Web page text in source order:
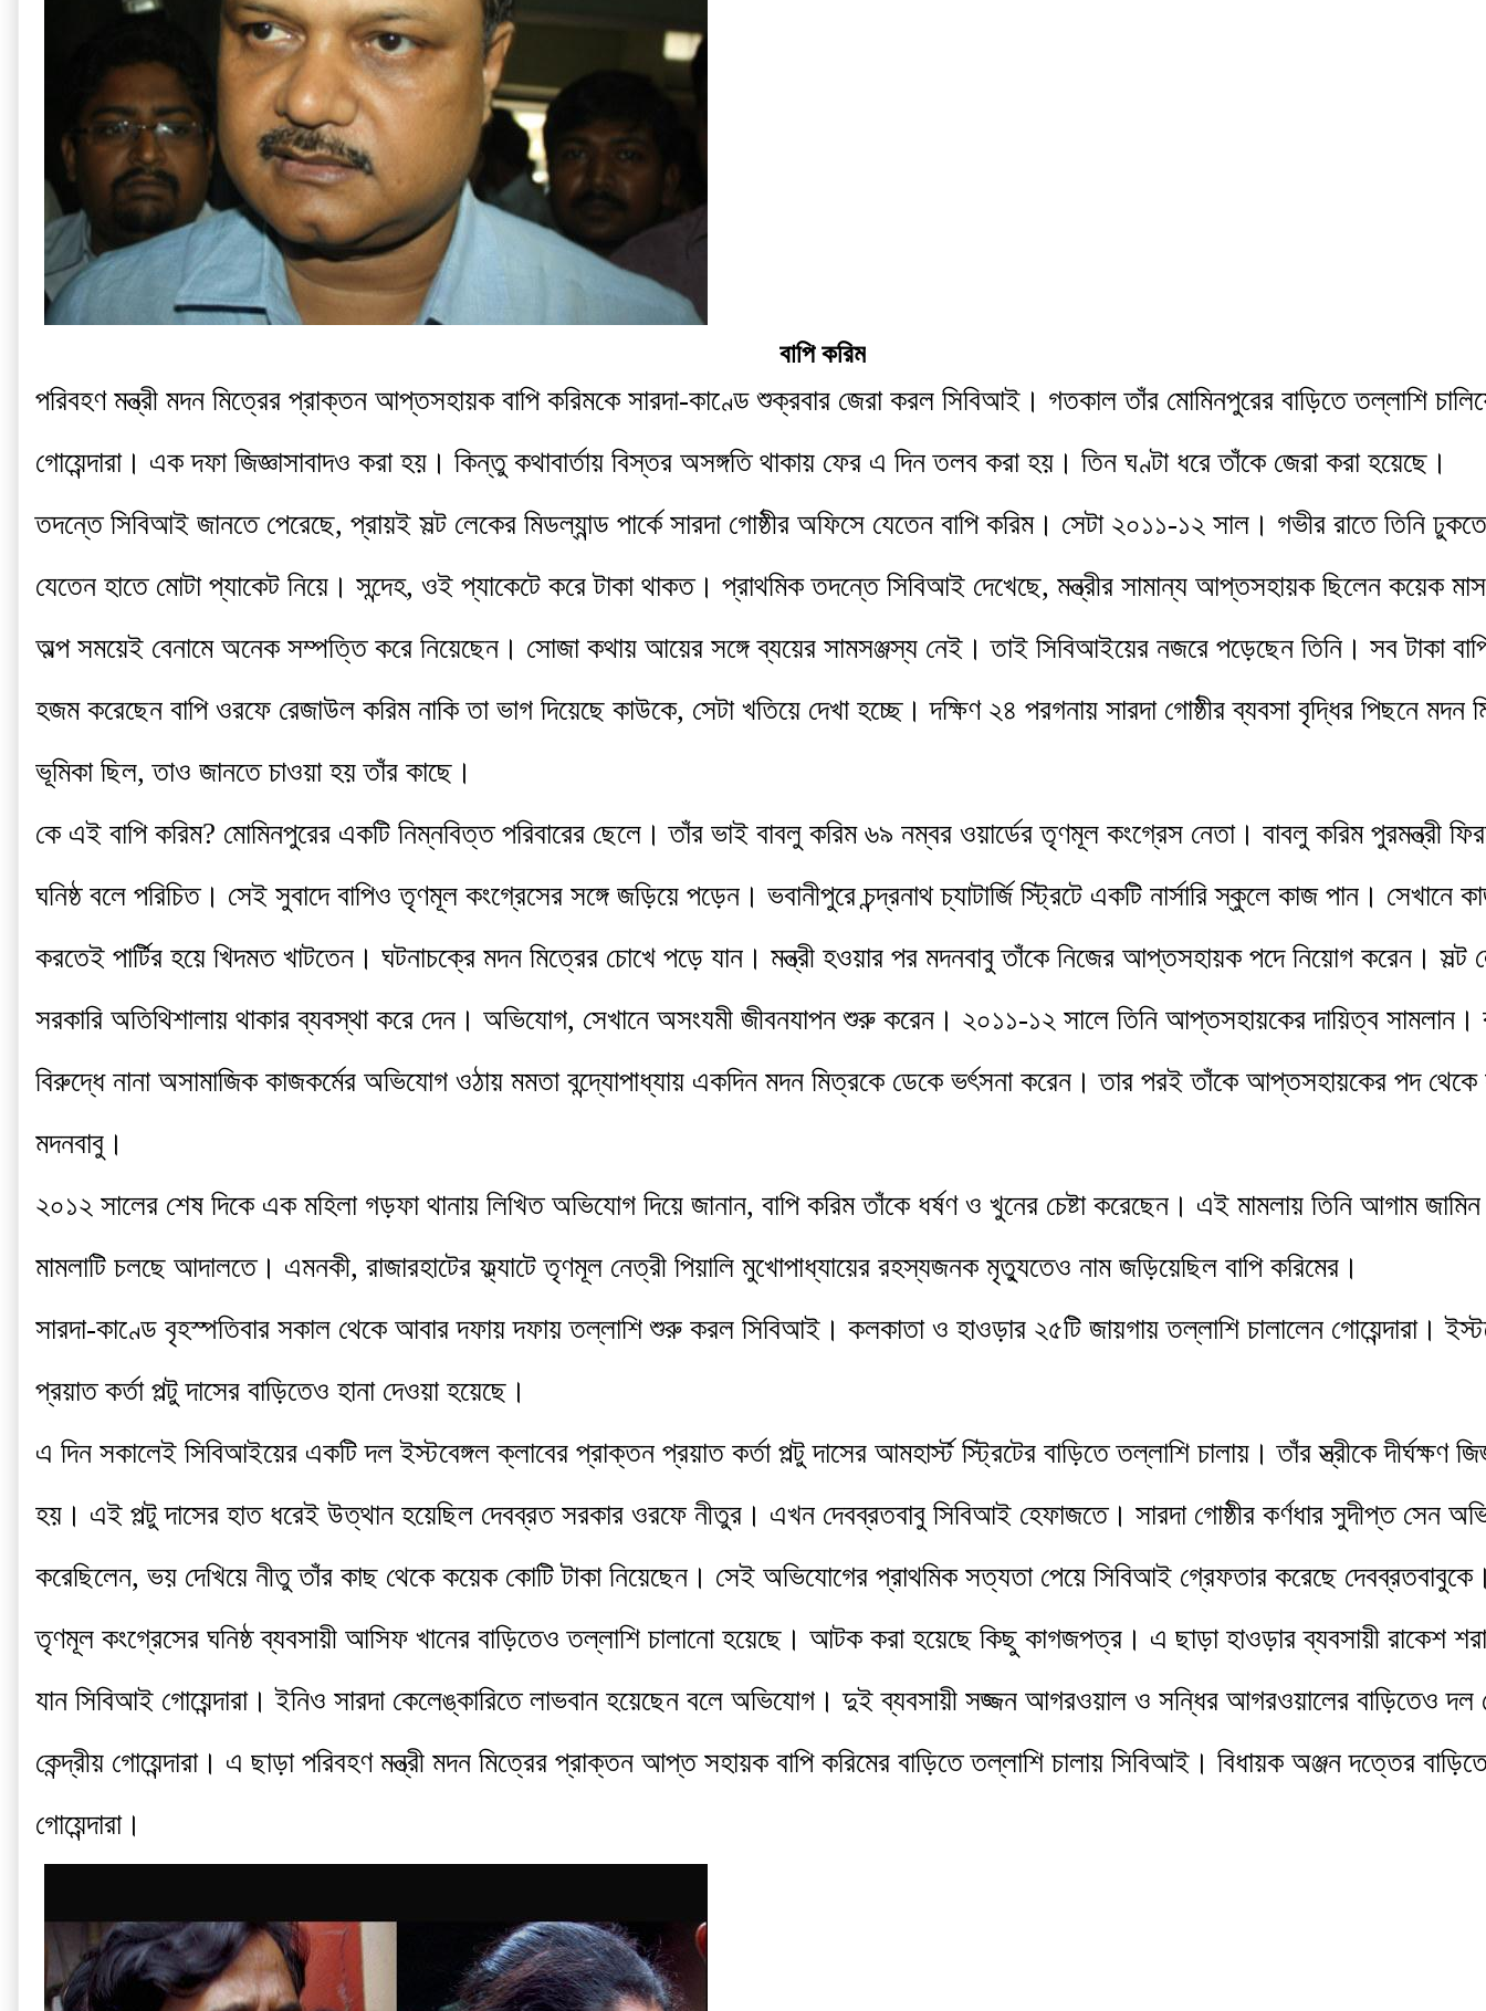
বাপি করিম
পরিবহণ মন্ত্রী মদন মিত্রের প্রাক্তন আপ্তসহায়ক বাপি করিমকে সারদা-কাণ্ডে শুক্রবার জেরা করল সিবিআই। গতকাল তাঁর মোমিনপুরের বাড়িতে তল্লাশি
গোয়েন্দারা। এক দফা জিজ্ঞাসাবাদও করা হয়। কিন্তু কথাবার্তায় বিস্তর অসঙ্গতি থাকায় ফের এ দিন তলব করা হয়। তিন ঘণ্টা ধরে তাঁকে জেরা করা হয়েছে।
তদন্তে সিবিআই জানতে পেরেছে, প্রায়ই সল্ট লেকের মিডল্যান্ড পার্কে সারদা গোষ্ঠীর অফিসে যেতেন বাপি করিম। সেটা ২০১১-১২ সাল। গভীর রাতে তিনি
যেতেন হাতে মোটা প্যাকেট নিয়ে। সন্দেহ, ওই প্যাকেটে করে টাকা থাকত। প্রাথমিক তদন্তে সিবিআই দেখেছে, মন্ত্রীর সামান্য আপ্তসহায়ক ছিলেন কয়েক
অল্প সময়েই বেনামে অনেক সম্পত্তি করে নিয়েছেন। সোজা কথায় আয়ের সঙ্গে ব্যয়ের সামসঞ্জস্য নেই। তাই সিবিআইয়ের নজরে পড়েছেন তিনি। সব টাকা
হজম করেছেন বাপি ওরফে রেজাউল করিম নাকি তা ভাগ দিয়েছে কাউকে, সেটা খতিয়ে দেখা হচ্ছে। দক্ষিণ ২৪ পরগনায় সারদা গোষ্ঠীর ব্যবসা বৃদ্ধির পিছনে মদন
ভূমিকা ছিল, তাও জানতে চাওয়া হয় তাঁর কাছে।
কে এই বাপি করিম? মোমিনপুরের একটি নিম্নবিত্ত পরিবারের ছেলে। তাঁর ভাই বাবলু করিম ৬৯ নম্বর ওয়ার্ডের তৃণমূল কংগ্রেস নেতা। বাবলু করিম পুরমন্ত্রী
ঘনিষ্ঠ বলে পরিচিত। সেই সুবাদে বাপিও তৃণমূল কংগ্রেসের সঙ্গে জড়িয়ে পড়েন। ভবানীপুরে চন্দ্রনাথ চ্যাটার্জি স্ট্রিটে একটি নার্সারি স্কুলে কাজ পান। সেখানে
করতেই পার্টির হয়ে খিদমত খাটতেন। ঘটনাচক্রে মদন মিত্রের চোখে পড়ে যান। মন্ত্রী হওয়ার পর মদনবাবু তাঁকে নিজের আপ্তসহায়ক পদে নিয়োগ করেন। সল্ট
সরকারি অতিথিশালায় থাকার ব্যবস্থা করে দেন। অভিযোগ, সেখানে অসংযমী জীবনযাপন শুরু করেন। ২০১১-১২ সালে তিনি আপ্তসহায়কের দায়িত্ব সামলান।
বিরুদ্ধে নানা অসামাজিক কাজকর্মের অভিযোগ ওঠায় মমতা বন্দ্যোপাধ্যায় একদিন মদন মিত্রকে ডেকে ভর্ৎসনা করেন। তার পরই তাঁকে আপ্তসহায়কের পদ থেকে
মদনবাবু।
২০১২ সালের শেষ দিকে এক মহিলা গড়ফা থানায় লিখিত অভিযোগ দিয়ে জানান, বাপি করিম তাঁকে ধর্ষণ ও খুনের চেষ্টা করেছেন। এই মামলায় তিনি আগাম
মামলাটি চলছে আদালতে। এমনকী, রাজারহাটের ফ্ল্যাটে তৃণমূল নেত্রী পিয়ালি মুখোপাধ্যায়ের রহস্যজনক মৃত্যুতেও নাম জড়িয়েছিল বাপি করিমের।
সারদা-কাণ্ডে বৃহস্পতিবার সকাল থেকে আবার দফায় দফায় তল্লাশি শুরু করল সিবিআই। কলকাতা ও হাওড়ার ২৫টি জায়গায় তল্লাশি চালালেন গোয়েন্দারা।
প্রয়াত কর্তা পল্টু দাসের বাড়িতেও হানা দেওয়া হয়েছে।
এ দিন সকালেই সিবিআইয়ের একটি দল ইস্টবেঙ্গল ক্লাবের প্রাক্তন প্রয়াত কর্তা পল্টু দাসের আমহার্স্ট স্ট্রিটের বাড়িতে তল্লাশি চালায়। তাঁর স্ত্রীকে দীর্ঘক্ষণ
হয়। এই পল্টু দাসের হাত ধরেই উত্থান হয়েছিল দেবব্রত সরকার ওরফে নীতুর। এখন দেবব্রতবাবু সিবিআই হেফাজতে। সারদা গোষ্ঠীর কর্ণধার সুদীপ্ত সেন
করেছিলেন, ভয় দেখিয়ে নীতু তাঁর কাছ থেকে কয়েক কোটি টাকা নিয়েছেন। সেই অভিযোগের প্রাথমিক সত্যতা পেয়ে সিবিআই গ্রেফতার করেছে
তৃণমূল কংগ্রেসের ঘনিষ্ঠ ব্যবসায়ী আসিফ খানের বাড়িতেও তল্লাশি চালানো হয়েছে। আটক করা হয়েছে কিছু কাগজপত্র। এ ছাড়া হাওড়ার ব্যবসায়ী রাকেশ
যান সিবিআই গোয়েন্দারা। ইনিও সারদা কেলেঙ্কারিতে লাভবান হয়েছেন বলে অভিযোগ। দুই ব্যবসায়ী সজ্জন আগরওয়াল ও সন্ধির আগরওয়ালের বাড়িতেও দল
কেন্দ্রীয় গোয়েন্দারা। এ ছাড়া পরিবহণ মন্ত্রী মদন মিত্রের প্রাক্তন আপ্ত সহায়ক বাপি করিমের বাড়িতে তল্লাশি চালায় সিবিআই। বিধায়ক অঞ্জন দত্তের
গোয়েন্দারা।